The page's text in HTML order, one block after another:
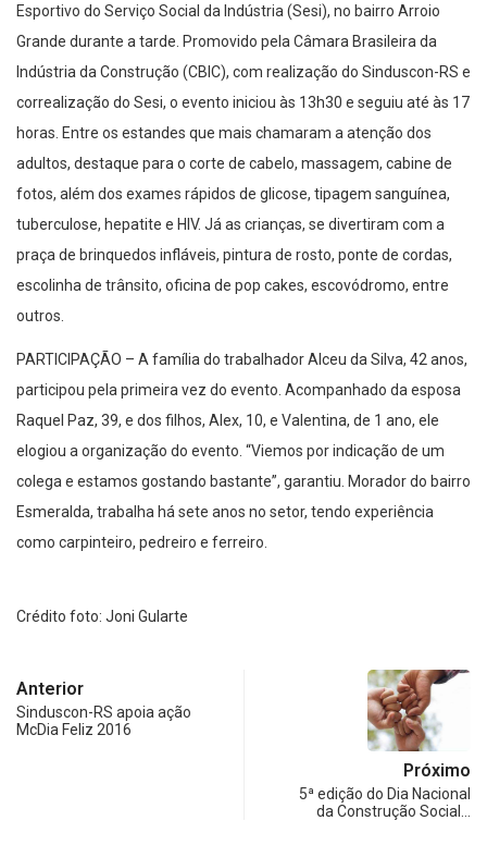
Esportivo do Serviço Social da Indústria (Sesi), no bairro Arroio
Grande durante a tarde. Promovido pela Câmara Brasileira da
Indústria da Construção (CBIC), com realização do Sinduscon-RS e
correalização do Sesi, o evento iniciou às 13h30 e seguiu até às 17
horas. Entre os estandes que mais chamaram a atenção dos
adultos, destaque para o corte de cabelo, massagem, cabine de
fotos, além dos exames rápidos de glicose, tipagem sanguínea,
tuberculose, hepatite e HIV. Já as crianças, se divertiram com a
praça de brinquedos infláveis, pintura de rosto, ponte de cordas,
escolinha de trânsito, oficina de pop cakes, escovódromo, entre
outros.
PARTICIPAÇÃO – A família do trabalhador Alceu da Silva, 42 anos,
participou pela primeira vez do evento. Acompanhado da esposa
Raquel Paz, 39, e dos filhos, Alex, 10, e Valentina, de 1 ano, ele
elogiou a organização do evento. “Viemos por indicação de um
colega e estamos gostando bastante”, garantiu. Morador do bairro
Esmeralda, trabalha há sete anos no setor, tendo experiência
como carpinteiro, pedreiro e ferreiro.
Crédito foto: Joni Gularte
Anterior
Sinduscon-RS apoia ação
McDia Feliz 2016
Próximo
5ª edição do Dia Nacional
da Construção Social…